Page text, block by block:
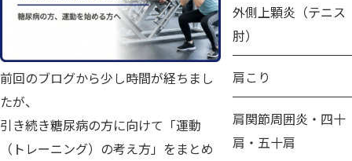
前回のブログから少し時間が経ちまし
たが、
引き続き糖尿病の方に向けて「運動
（トレーニング）の考え方」をまとめ
外側上顆炎（テニス
肘）
肩こり
肩関節周囲炎・四十
肩・五十肩